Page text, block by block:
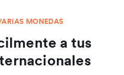
MONEDAS
a tus